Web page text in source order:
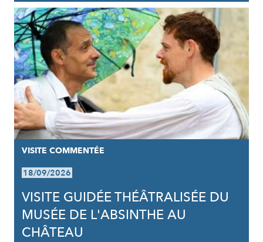
VISITE COMMENTÉE
18/09/2026
VISITE GUIDÉE THÉÂTRALISÉE DU
MUSÉE DE L'ABSINTHE AU
CHÂTEAU